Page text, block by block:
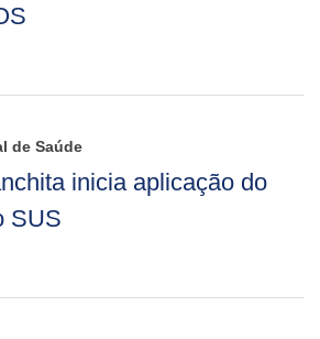
de Saúde
inicia aplicação do
SUS